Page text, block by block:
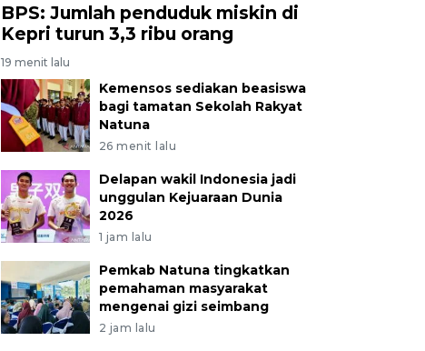
BPS: Jumlah penduduk miskin di
Kepri turun 3,3 ribu orang
19 menit lalu
Kemensos sediakan beasiswa
bagi tamatan Sekolah Rakyat
Natuna
26 menit lalu
Delapan wakil Indonesia jadi
unggulan Kejuaraan Dunia
2026
1 jam lalu
Pemkab Natuna tingkatkan
pemahaman masyarakat
mengenai gizi seimbang
2 jam lalu